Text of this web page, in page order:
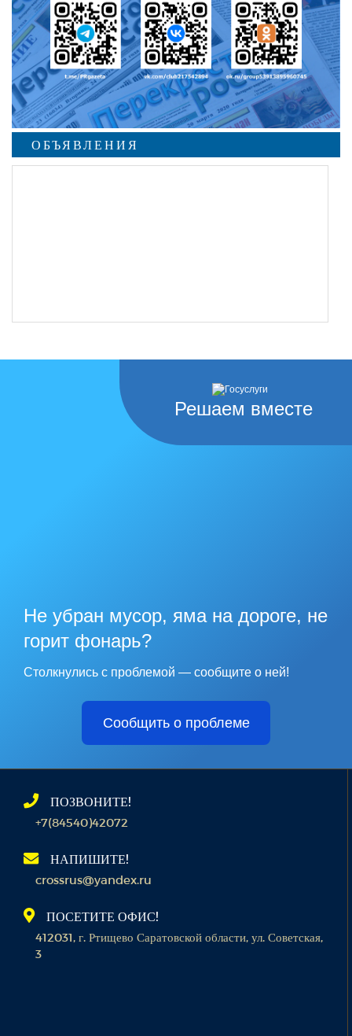
ОБЪЯВЛЕНИЯ
Решаем вместе
Не убран мусор, яма на дороге, не
горит фонарь?
Столкнулись с проблемой — сообщите о ней!
Сообщить о проблеме
ПОЗВОНИТЕ!
+7(84540)42072
НАПИШИТЕ!
crossrus@yandex.ru
ПОСЕТИТЕ ОФИС!
412031, г. Ртищево Саратовской области, ул. Советская,
3